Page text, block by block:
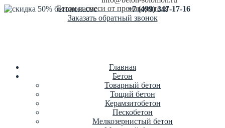
Бетон и смеси от производителя
+7 (499) 347-17-16
Заказать обратный звонок
Главная
Бетон
Товарный бетон
Тощий бетон
Керамзитобетон
Пескобетон
Мелкозернистый бетон